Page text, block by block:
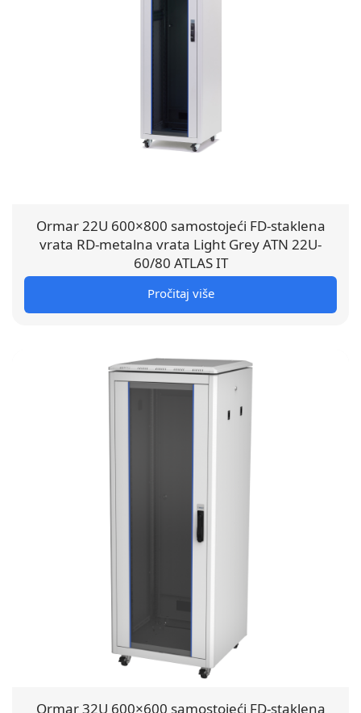
Ormar 22U 600×800 samostojeći FD-staklena
vrata RD-metalna vrata Light Grey ATN 22U-
60/80 ATLAS IT
Pročitaj više
Ormar 32U 600×600 samostojeći FD-staklena